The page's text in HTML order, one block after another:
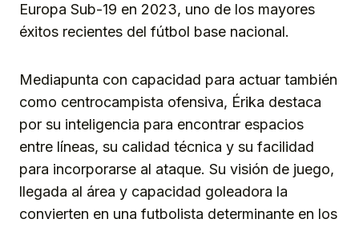
Europa Sub-19 en 2023, uno de los mayores
éxitos recientes del fútbol base nacional.
Mediapunta con capacidad para actuar también
como centrocampista ofensiva, Érika destaca
por su inteligencia para encontrar espacios
entre líneas, su calidad técnica y su facilidad
para incorporarse al ataque. Su visión de juego,
llegada al área y capacidad goleadora la
convierten en una futbolista determinante en los